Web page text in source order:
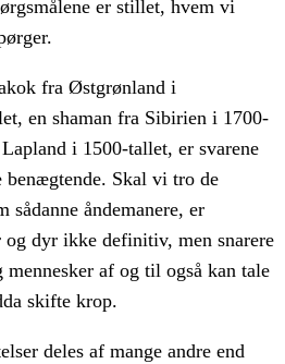
er stillet, hvem vi
fra Østgrønland i
en shaman fra Sibirien i 1700-
i 1500-tallet, er svarene
benægtende. Skal vi tro de
sådanne åndemanere, er
og dyr ikke definitiv, men snarere
af og til også kan tale
skifte krop.
deles af mange andre end